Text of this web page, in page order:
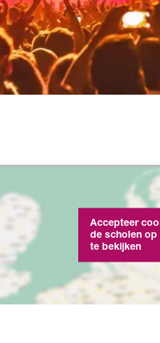
Accepteer
de scholen op
te bekijken